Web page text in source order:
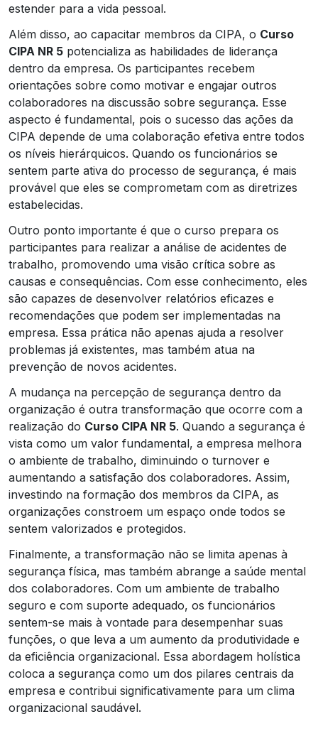
estender para a vida pessoal.
Além disso, ao capacitar membros da CIPA, o Curso
CIPA NR 5 potencializa as habilidades de liderança
dentro da empresa. Os participantes recebem
orientações sobre como motivar e engajar outros
colaboradores na discussão sobre segurança. Esse
aspecto é fundamental, pois o sucesso das ações da
CIPA depende de uma colaboração efetiva entre todos
os níveis hierárquicos. Quando os funcionários se
sentem parte ativa do processo de segurança, é mais
provável que eles se comprometam com as diretrizes
estabelecidas.
Outro ponto importante é que o curso prepara os
participantes para realizar a análise de acidentes de
trabalho, promovendo uma visão crítica sobre as
causas e consequências. Com esse conhecimento, eles
são capazes de desenvolver relatórios eficazes e
recomendações que podem ser implementadas na
empresa. Essa prática não apenas ajuda a resolver
problemas já existentes, mas também atua na
prevenção de novos acidentes.
A mudança na percepção de segurança dentro da
organização é outra transformação que ocorre com a
realização do Curso CIPA NR 5. Quando a segurança é
vista como um valor fundamental, a empresa melhora
o ambiente de trabalho, diminuindo o turnover e
aumentando a satisfação dos colaboradores. Assim,
investindo na formação dos membros da CIPA, as
organizações constroem um espaço onde todos se
sentem valorizados e protegidos.
Finalmente, a transformação não se limita apenas à
segurança física, mas também abrange a saúde mental
dos colaboradores. Com um ambiente de trabalho
seguro e com suporte adequado, os funcionários
sentem-se mais à vontade para desempenhar suas
funções, o que leva a um aumento da produtividade e
da eficiência organizacional. Essa abordagem holística
coloca a segurança como um dos pilares centrais da
empresa e contribui significativamente para um clima
organizacional saudável.